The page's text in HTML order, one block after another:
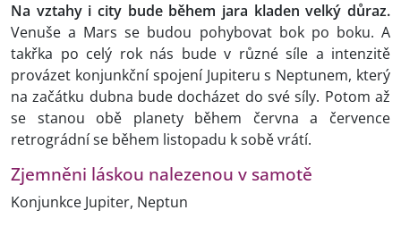
Na vztahy i city bude během jara kladen velký důraz.
Venuše a Mars se budou pohybovat bok po boku. A
takřka po celý rok nás bude v různé síle a intenzitě
provázet konjunkční spojení Jupiteru s Neptunem, který
na začátku dubna bude docházet do své síly. Potom až
se stanou obě planety během června a července
retrográdní se během listopadu k sobě vrátí.
Zjemněni láskou nalezenou v samotě
Konjunkce Jupiter, Neptun